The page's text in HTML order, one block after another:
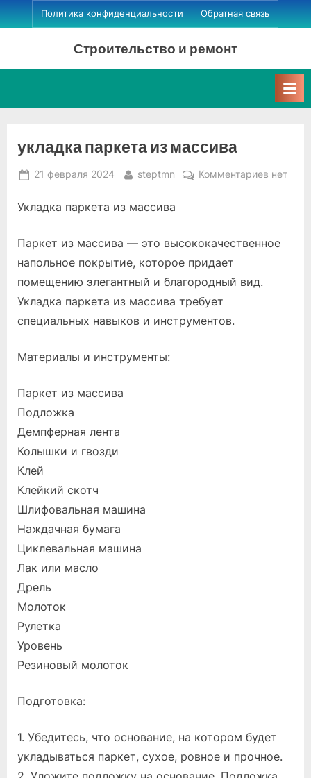
Skip
to
Политика конфиденциальности Обратная связь
Строительство и ремонт
укладка паркета из массива
Posted
21 февраля 2024 By
steptmn Комментариевкнет
Укладка паркета из массива
Паркет из массива — это высококачественное
напольное покрытие, которое придает
помещению элегантный и благородный вид.
Укладка паркета из массива требует
специальных навыков и инструментов.
Материалы и инструменты:
Паркет из массива
Подложка
Демпферная лента
Колышки и гвозди
Клей
Клейкий скотч
Шлифовальная машина
Наждачная бумага
Циклевальная машина
Лак или масло
Дрель
Молоток
Рулетка
Уровень
Резиновый молоток
Подготовка:
1. Убедитесь, что основание, на котором будет
укладываться паркет, сухое, ровное и прочное.